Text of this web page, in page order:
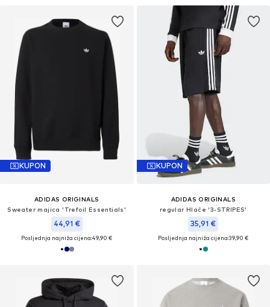
KUPON
ADIDAS ORIGINALS
Sweater majica 'Trefoil Essentials'
44,91 €
Posljednja najniža cijena:49,90 €
KUPON
ADIDAS ORIGINALS
regular Hlače '3-STRIPES'
35,91 €
Posljednja najniža cijena:39,90 €